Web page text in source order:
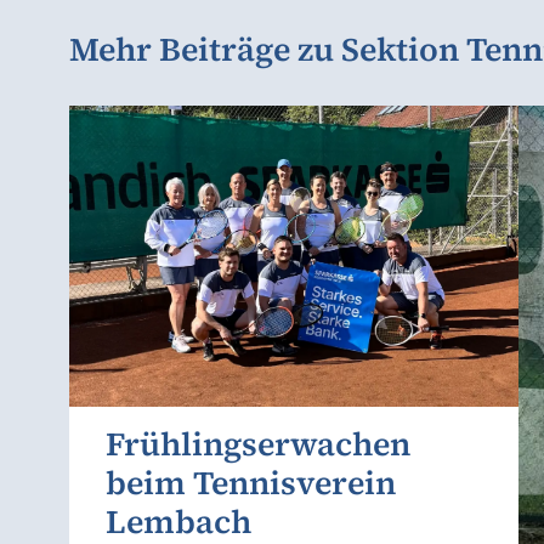
Mehr Beiträge zu Sektion
Frühlingserwachen
beim Tennisverein
Lembach